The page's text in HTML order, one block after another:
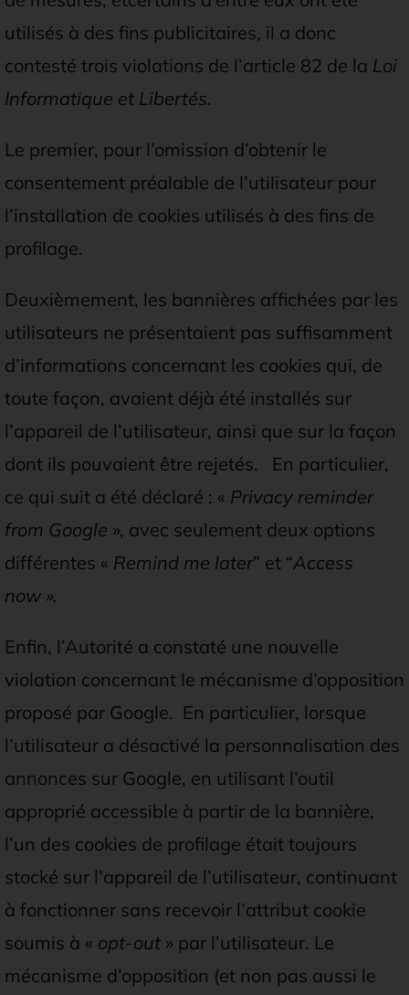
utilisés à des fins publicitaires, il a donc
contesté trois violations de l’article 82 de la Loi
Informatique et Libertés.
Le premier, pour l’omission d’obtenir le
consentement préalable de l’utilisateur pour
l’installation de cookies utilisés à des fins de
profilage.
Deuxièmement, les bannières affichées par les
utilisateurs ne présentaient pas suffisamment
d’informations concernant les cookies qui, de
toute façon, avaient déjà été installés sur
l’appareil de l’utilisateur, ainsi que sur la façon
dont ils pouvaient être rejetés. En particulier,
ce qui suit a été déclaré : « Privacy reminder
from Google », avec seulement deux options
différentes « Remind me later” et “Access
now».
Enfin, l’Autorité a constaté une nouvelle
violation concernant le mécanisme d’opposition
proposé par Google. En particulier, lorsque
l’utilisateur a désactivé la personnalisation des
annonces sur Google, en utilisant l’outil
approprié accessible à partir de la bannière,
l’un des cookies de profilage était toujours
stocké sur l’appareil de l’utilisateur, continuant
à fonctionner sans recevoir l’attribut cookie
soumis à « opt-out» par l’utilisateur. Le
mécanisme d’opposition (et non pas aussi le